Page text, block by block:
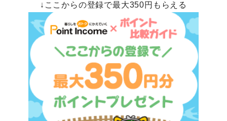
↓ここからの登録で最大350円もらえる